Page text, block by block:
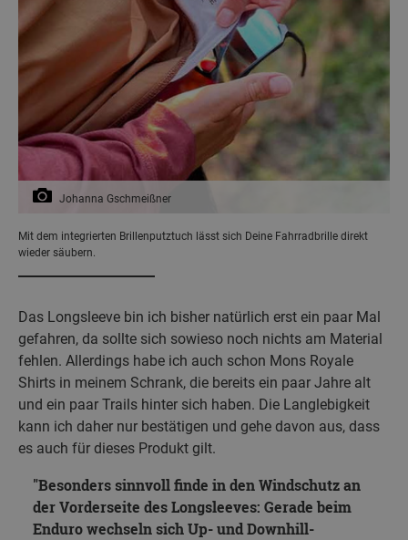
Johanna Gschmeißner
Mit dem integrierten Brillenputztuch lässt sich Deine Fahrradbrille direkt
wieder säubern.
Das Longsleeve bin ich bisher natürlich erst ein paar Mal
gefahren, da sollte sich sowieso noch nichts am Material
fehlen. Allerdings habe ich auch schon Mons Royale
Shirts in meinem Schrank, die bereits ein paar Jahre alt
und ein paar Trails hinter sich haben. Die Langlebigkeit
kann ich daher nur bestätigen und gehe davon aus, dass
es auch für dieses Produkt gilt.
Besonders sinnvoll finde in den Windschutz an
der Vorderseite des Longsleeves: Gerade beim
Enduro wechseln sich Up- und Downhill-